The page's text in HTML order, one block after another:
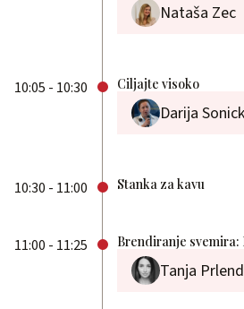
Nataša Zec
10:05 - 10:30 Ciljajte visoko
Darija
10:30 - 11:00 Stanka za kavu
11:00 - 11:25 Brendiranje
Tanja